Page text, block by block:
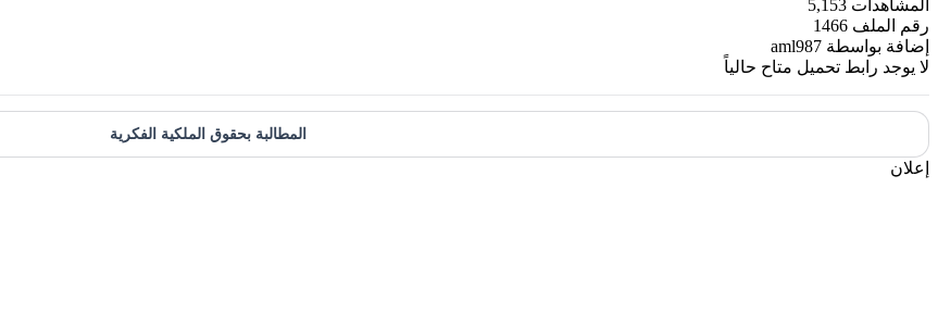
المشاهدات 5,153
رقم الملف 1466
إضافة بواسطة aml987
لا يوجد رابط تحميل متاح حالياً
المطالبة بحقوق الملكية الفكرية
إعلان